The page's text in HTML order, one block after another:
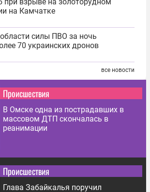
на Камчатке
силы ПВО за ночь
70 украинских дронов
все новости
Происшествия
В Омске одна из пострадавших в
массовом ДТП скончалась в
реанимации
Происшествия
Глава Забайкалья поручил